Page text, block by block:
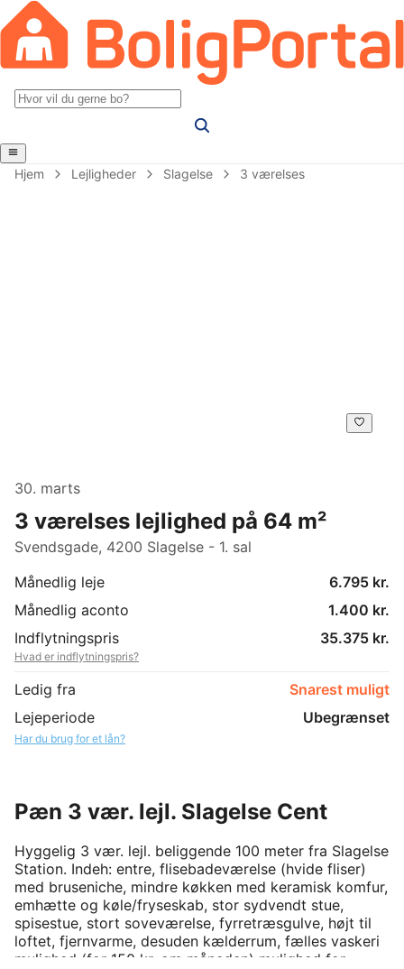
Hjem Lejligheder Slagelse 3 værelses
30. marts
3 værelses lejlighed på 64 m²
Svendsgade, 4200 Slagelse - 1. sal
Månedlig leje
6.795 kr.
Månedlig aconto
1.400 kr.
Indflytningspris
35.375 kr.
Hvad er indflytningspris?
Ledig fra
Snarest muligt
Lejeperiode
Ubegrænset
Har du brug for et lån?
Pæn 3 vær. lejl. Slagelse Cent
Hyggelig 3 vær. lejl. beliggende 100 meter fra Slagelse
Station. Indeh: entre, flisebadeværelse (hvide fliser)
med bruseniche, mindre køkken med keramisk komfur,
emhætte og køle/fryseskab, stor sydvendt stue,
spisestue, stort soveværelse, fyrretræsgulve, højt til
loftet, fjernvarme, desuden kælderrum, fælles vaskeri
mulighed (for 150 kr. om måneden) mulighed for